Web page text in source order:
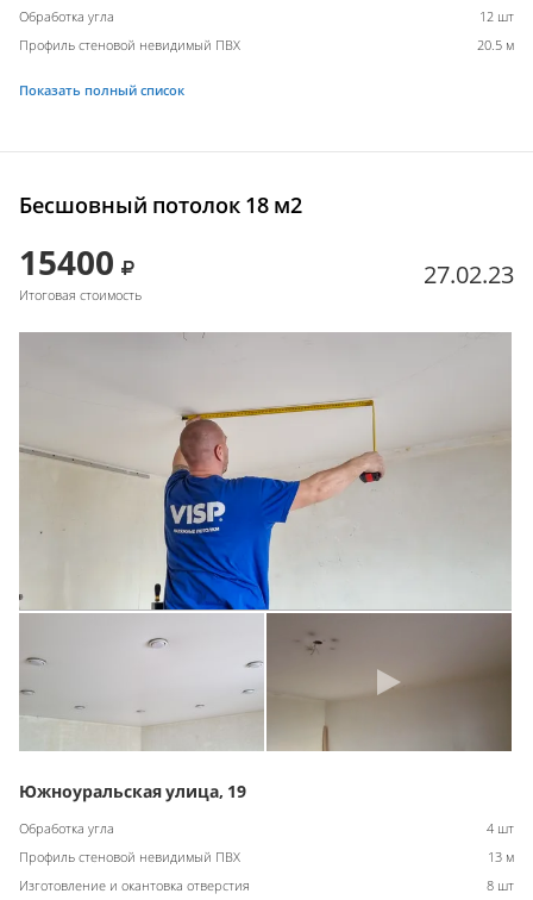
Обработка угла
12 шт
Профиль стеновой невидимый ПВХ
20.5 м
Показать полный список
Бесшовный потолок 18 м2
15400
Итоговая стоимость
27.02.23
Южноуральская улица, 19
Обработка угла
4 шт
Профиль стеновой невидимый ПВХ
13 м
Изготовление и окантовка отверстия
8 шт